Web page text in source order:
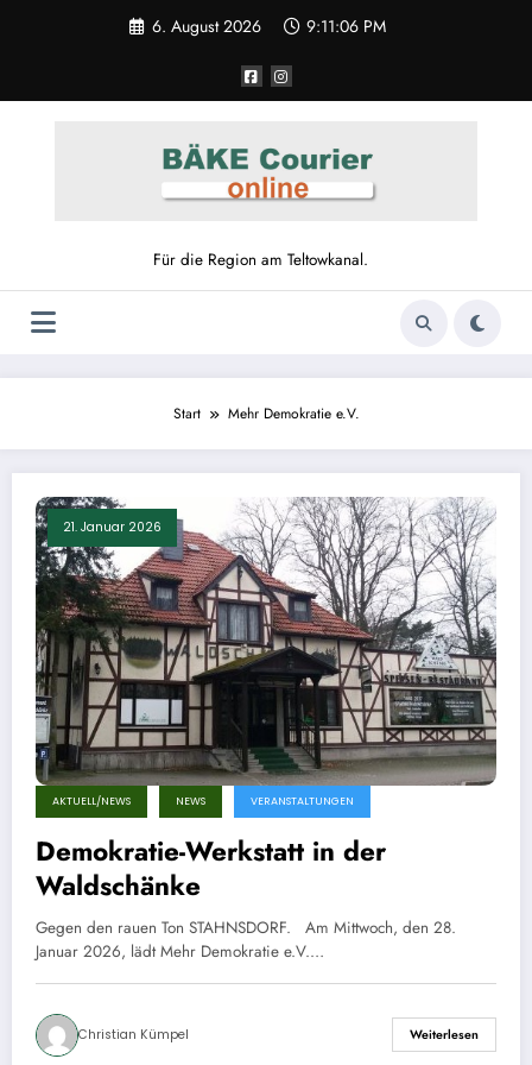
6. August 2026 9:11:06 PM
Für die Region am Teltowkanal.
Start Mehr Demokratie e.V.
21. Januar 2026
AKTUELL/NEWS NEWS VERANSTALTUNGEN
Demokratie-Werkstatt in der
Waldschänke
Gegen den rauen Ton STAHNSDORF. Am Mittwoch, den 28.
Januar 2026, lädt Mehr Demokratie e.V.…
Christian Kümpel Weiterlesen